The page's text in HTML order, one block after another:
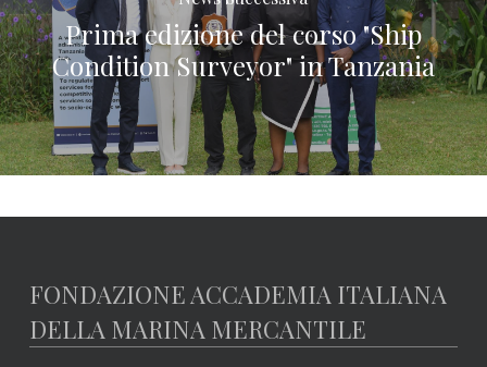
Prima edizione del corso "Ship
Condition Surveyor" in Tanzania
FONDAZIONE ACCADEMIA ITALIANA
DELLA MARINA MERCANTILE